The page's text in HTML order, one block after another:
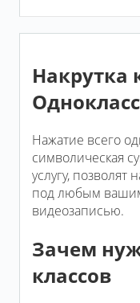
Накрутка
Нажатие всего
символическая
услугу, позволят
под любым
видеозаписью.
Зачем
классов